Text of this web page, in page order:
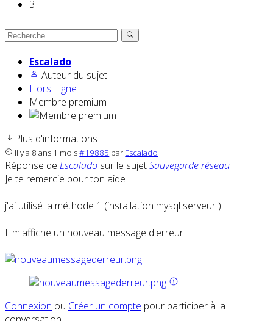
3
Escalado
Auteur du sujet
Hors Ligne
Membre premium
Plus d'informations
il y a 8 ans 1 mois#19885 par Escalado
Réponse de Escalado sur le sujetSauvegarde réseau
Je te remercie pour ton aide
j'ai utilisé la méthode 1 (installation mysql serveur )
Il m'affiche un nouveau message d'erreur
Connexion ou Créer un compte pour participer à la